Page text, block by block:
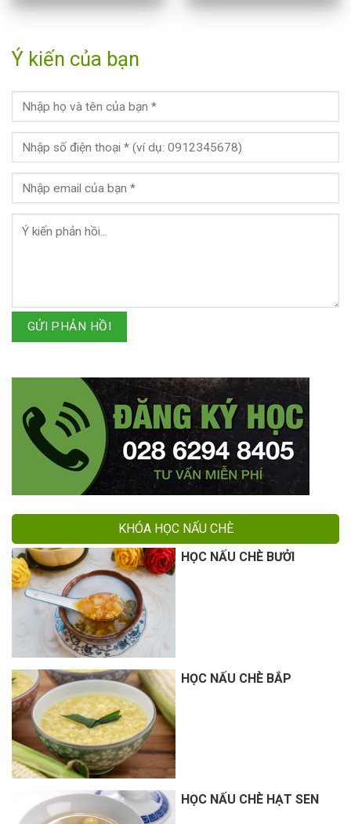
Ý kiến của bạn
GỬI PHẢN HỒI
KHÓA HỌC NẤU CHÈ
HỌC NẤU CHÈ BƯỞI
HỌC NẤU CHÈ BẮP
HỌC NẤU CHÈ HẠT SEN